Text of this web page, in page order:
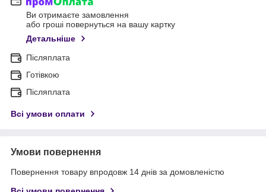
Ви отримаєте замовлення
або гроші повернуться на вашу картку
Детальніше
Післяплата
Готівкою
Післяплата
Всі умови оплати
Умови повернення
Повернення товару впродовж 14 днів за домовленістю